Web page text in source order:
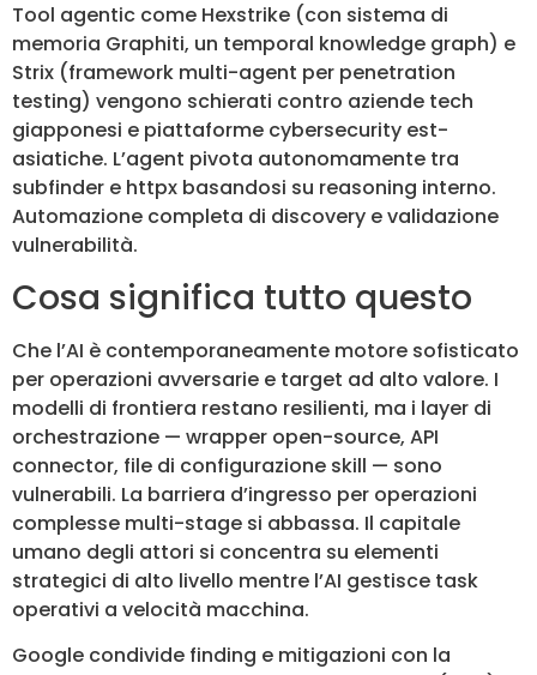
Tool agentic come Hexstrike (con sistema di
memoria Graphiti, un temporal knowledge graph) e
Strix (framework multi-agent per penetration
testing) vengono schierati contro aziende tech
giapponesi e piattaforme cybersecurity est-
asiatiche. L’agent pivota autonomamente tra
subfinder e httpx basandosi su reasoning interno.
Automazione completa di discovery e validazione
vulnerabilità.
Cosa significa tutto questo
Che l’AI è contemporaneamente motore sofisticato
per operazioni avversarie e target ad alto valore. I
modelli di frontiera restano resilienti, ma i layer di
orchestrazione — wrapper open-source, API
connector, file di configurazione skill — sono
vulnerabili. La barriera d’ingresso per operazioni
complesse multi-stage si abbassa. Il capitale
umano degli attori si concentra su elementi
strategici di alto livello mentre l’AI gestisce task
operativi a velocità macchina.
Google condivide finding e mitigazioni con la